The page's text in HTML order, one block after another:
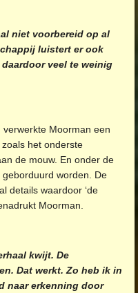
niet voorbereid op al
luistert er ook
veel te weinig
Moorman een
het onderste
de mouw. En onder de
worden. De
details waardoor ‘de
Moorman.
kwijt. De
Dat werkt. Zo heb ik in
naar erkenning door